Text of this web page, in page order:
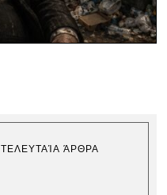
ΤΕΛΕΥΤΑΊΑ ΆΡΘΡΑ